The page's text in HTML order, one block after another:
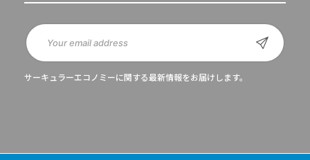
サーキュラーエコノミーに関する最新情報をお届けします。